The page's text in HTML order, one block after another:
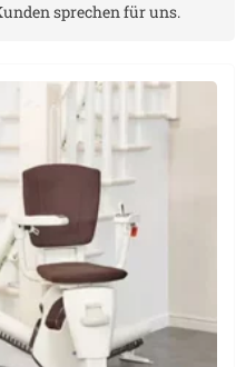
sprechen für uns.